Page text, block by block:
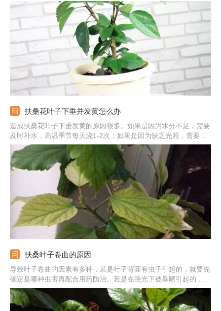
荫。它耐不住干旱，生长期保持盆土湿润，土表层发干后立即浇
水。生长期隔10-15天施次肥。温度在15到25度之间生长良好，夏
季要降温，冬季保持在8度以上。
扶桑花叶子下垂并发黄怎么办
造成扶桑花叶子下垂发黄的原因很多。如果是因为水分不足，需要
及时补水，高温季节每天浇1-2次；如果是因为缺乏光照，需要把
它放到向阳处；如果是因为缺少养分，需要在生长期和花期施肥；
如果是因为虫害，需要用蚜螨杀灭虫，并放到通风光照良好的地
方，避免虫害复发。
扶桑叶子卷曲的原因
导致叶子卷曲的因素有多种，若是叶子背面有虫子引起的，就要先
确定是哪种虫害再配合用药防治。若是在强光下被暴晒引起的，就
转移到光照弱的地方，天气炎热时要合理的降温。若是施肥过量或
施浓肥造成的，就多浇水冲洗掉余肥。